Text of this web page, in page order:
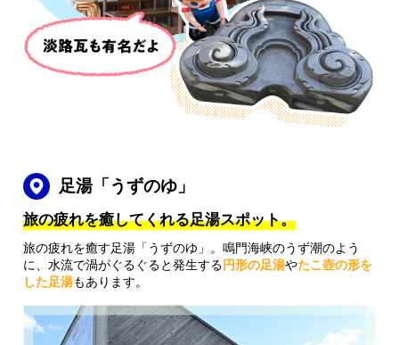
足湯「うずのゆ」
旅の疲れを癒してくれる足湯スポット。
旅の疲れを癒す足湯「うずのゆ」。鳴門海峡のうず潮のよう
に、水流で渦がぐるぐると発生する 円形の足湯やたこ壺の形を
した足湯もあります。